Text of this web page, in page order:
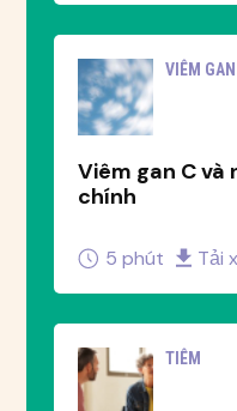
VIÊM
Viêm gan C và
chính
5 phút Tải
TIÊM